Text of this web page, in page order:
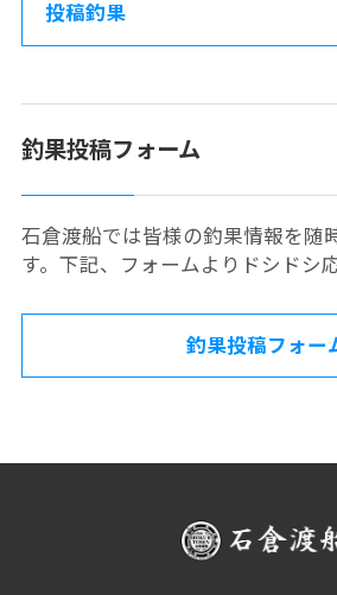
投稿釣果
釣果投稿フォーム
石倉渡船では皆様の釣果情報を随
す。下記、フォームよりドシドシ
釣果投稿フォー